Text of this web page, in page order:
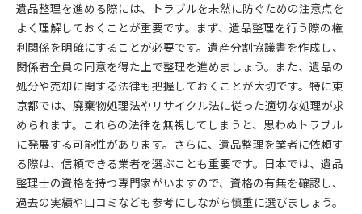
遺品整理を進める際には、トラブルを未然に防ぐための注意点を
よく理解しておくことが重要です。まず、遺品整理を行う際の権
利関係を明確にすることが必要です。遺産分割協議書を作成し、
関係者全員の同意を得た上で整理を進めましょう。また、遺品の
処分や売却に関する法律も把握しておくことが大切です。特に東
京都では、廃棄物処理法やリサイクル法に従った適切な処理が求
められます。これらの法律を無視してしまうと、思わぬトラブル
に発展する可能性があります。さらに、遺品整理を業者に依頼す
る際は、信頼できる業者を選ぶことも重要です。日本では、遺品
整理士の資格を持つ専門家がいますので、資格の有無を確認し、
過去の実績や口コミなども参考にしながら慎重に選びましょう。